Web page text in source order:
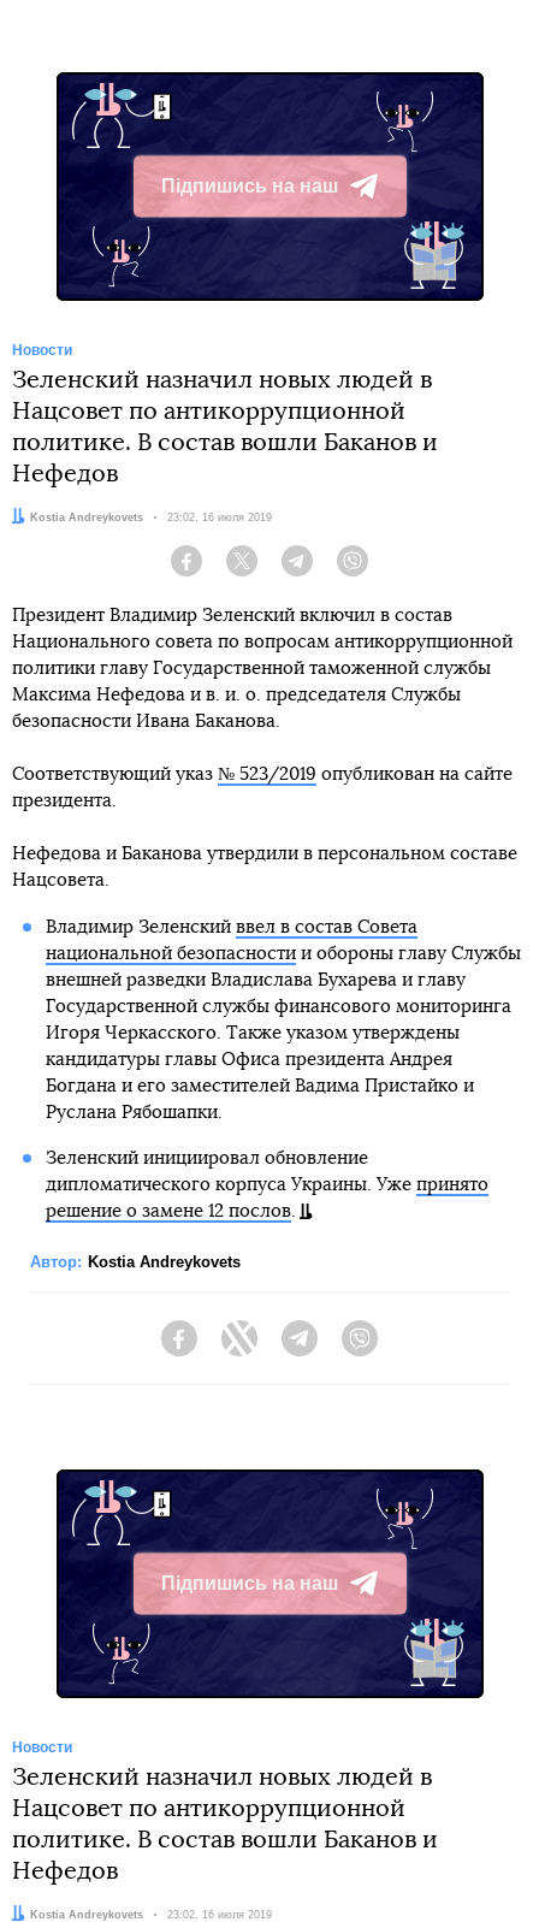
Підпишись на наш
Telegram
Новости
Зеленский назначил новых людей в
Нацсовет по антикоррупционной
политике. В состав вошли Баканов и
Нефедов
Автор:Kostia Andreykovets Дата:
23:02, 16 июля 2019
Facebook Twitter Telegram
Президент Владимир Зеленский включил в состав
Национального совета по вопросам антикоррупционной
политики главу Государственной таможенной службы
Максима Нефедова и в. и. о. председателя Службы
безопасности Ивана Баканова.
Соответствующий указ № 523/2019 опубликован на сайте
президента.
Нефедова и Баканова утвердили в персональном составе
Нацсовета.
Владимир Зеленский ввел в состав Совета
национальной безопасностии обороны главу Службы
внешней разведки Владислава Бухарева и главу
Государственной службы финансового мониторинга
Игоря Черкасского. Также указом утверждены
кандидатуры главы Офиса президента Андрея
Богдана и его заместителей Вадима Пристайко и
Руслана Рябошапки.
Зеленский инициировал обновление
дипломатического корпуса Украины. Уже принято
решение о замене 12 послов.
Автор: Kostia Andreykovets
FacebookTwitter Telegram
Підпишись на наш
Telegram
Новости
Зеленский назначил новых людей в
Нацсовет по антикоррупционной
политике. В состав вошли Баканов и
Нефедов
Автор:Kostia Andreykovets Дата:
23:02, 16 июля 2019